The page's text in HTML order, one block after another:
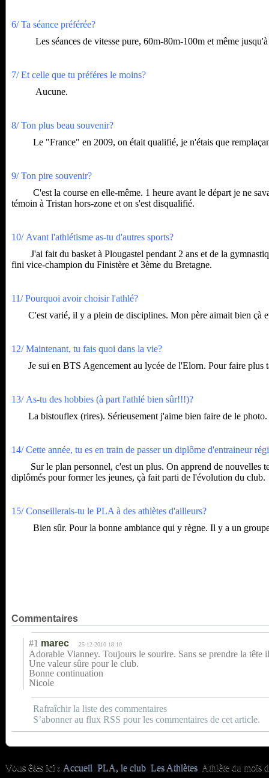
6/ Ta séance préférée?
Les séances de vitesse pure, 60m-80m-100m et même jusqu'à
7/ Et celle que tu préféres le moins?
Aucune.
8/ Ton plus beau souvenir?
Le "France" en 2009, on était qualifié, je n'étais que remplaçant
9/ Ton pire souvenir?
C'est la course en elle-même. 1 heure avant le départ je ne
témoin à Tristan hors-zone et on s'est disqualifié.
10/ Avant l'athlétisme as-tu d'autres sports?
J'ai fait du basket à Plougastel pendant 2 ans et de la
fini vice-champion du Finistère et 3ème du Bretagne.
11/ Pourquoi avoir choisir l'athlé?
C'est varié, il y a plein de disciplines. Mon père aimait bien çà
12/ Maintenant, tu fais quoi dans la vie?
Je sui en BTS Agencement au lycée de l'Elorn. Pour faire plus
13/ As-tu des hobbies (à part l'athlé bien sûr!!!)?
La bistouflex (rires). Sérieusement j'aime bien faire de le photo.
14/ Cette année, tu es en train de passer un diplôme d'entraineur
Sur le plan personnel, c'est un plus. On apprend de nouvelles
diplômés pour former les jeunes, çà fait parti de l'évolution du club.
15/ Conseillerais-tu le PLA à des athlètes d'ailleurs?
Bien sûr. Pour la bonne ambiance qui y règne. Il y a un
Commentaires
#1 marec 25-12-2010 18:10
Adorable Vianney. Toujours le sourire. Sans se prendre la tête
Une valeur sûre pour le club.
Bonne continuation
Nicole
Rafraîchir la liste des commentaires
S’abonner au flux RSS pour les commentaires de cet article.
Vous êtes ici : Accueil PLA, le club Les Athlètes Athlète du mois